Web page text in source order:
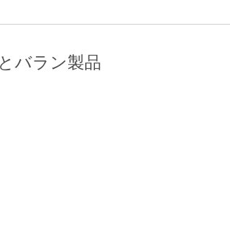
バラン製品